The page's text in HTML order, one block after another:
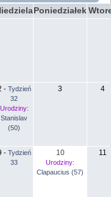
Poniedziałek
- Tydzień
32
Urodziny:
Stanislav
(50)
3 4
- Tydzień
33
10
Urodziny:
Clapaucius (57)
11